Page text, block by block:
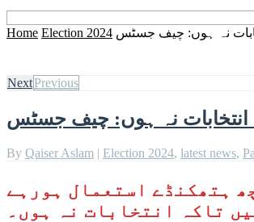
Home Election 2024 نہ ہوں: چیف جسٹس
NextPrevious
انتخابات نہ ہوں: چیف جسٹس
By Qaiser Aslam | Election 2024, latest news,
ہتھکنڈے استعمال ہورہے
تاکہ انتخابات نہ ہوں۔